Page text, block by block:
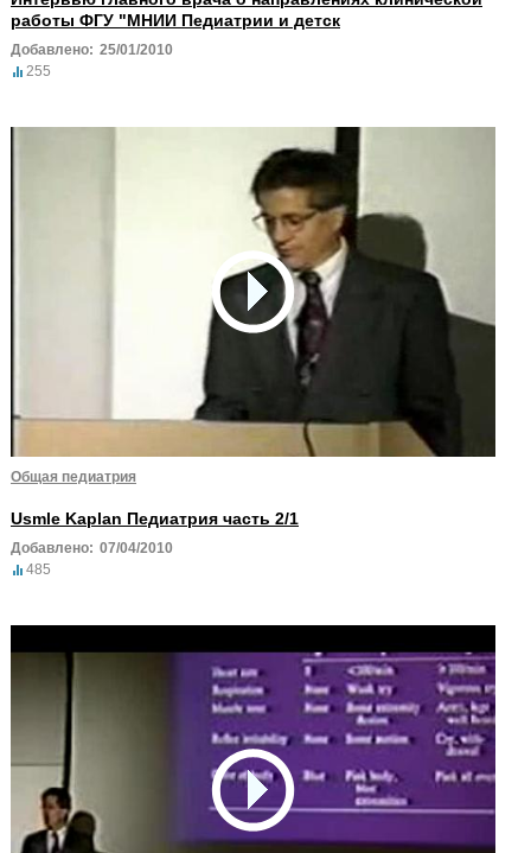
работы ФГУ "МНИИ Педиатрии и детск
Добавлено: 25/01/2010
255
Общая педиатрия
Usmle Kaplan Педиатрия часть 2/1
Добавлено: 07/04/2010
485